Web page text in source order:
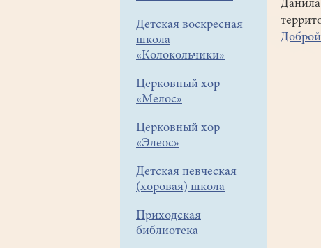
Детская воскресная
школа
«Колокольчики»
Церковный хор
«Мелос»
Церковный хор
«Элеос»
Детская певческая
(хоровая) школа
Приходская
библиотека